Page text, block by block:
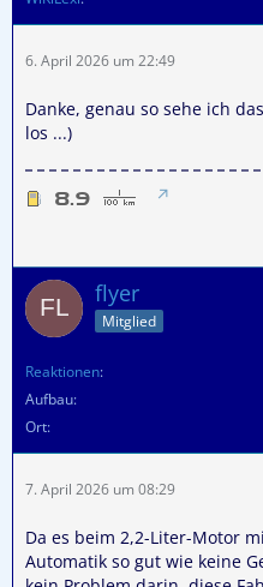
6. April 2026 um 22:49
Danke, genau so sehe ich
los ...)
flyer
Mitglied
Reaktionen
Aufbau
Ort
7. April 2026 um 08:29
Da es beim 2,2-Liter-Motor
Automatik so gut wie keine